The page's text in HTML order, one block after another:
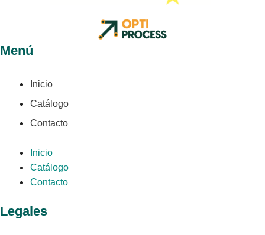
Menú
Inicio
Catálogo
Contacto
Inicio
Catálogo
Contacto
Legales